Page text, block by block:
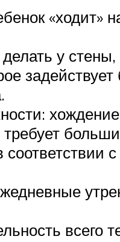
у стены,
требует
всего